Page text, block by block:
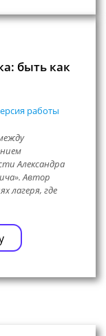
быть как
работы
Александра
Автор
лагеря, где